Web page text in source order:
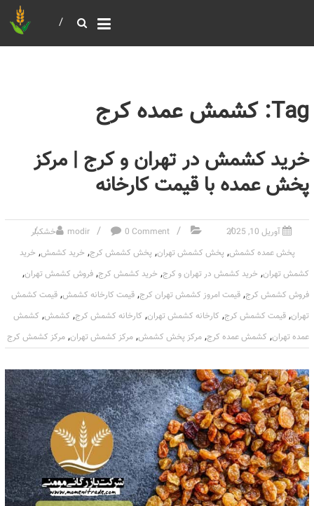
Tag: کشمش عمده کرج
خرید کشمش در تهران و کرج | مرکز
پخش عمده با قیمت کارخانه
آوریل 10, 2025 modir 0 Comment
خشکبار
پخش عمده کشمش, پخش کشمش تهران, پخش کشمش کرج, خرید کشمش, خرید
کشمش تهران, خرید کشمش در تهران و کرج, خرید کشمش کرج, فروش کشمش تهران,
فروش کشمش کرج, قیمت امروز کشمش تهران کرج, قیمت کارخانه کشمش, قیمت کشمش
تهران, قیمت کشمش کرج, کارخانه کشمش تهران, کارخانه کشمش کرج, کشمش, کشمش
عمده تهران, کشمش عمده کرج, مرکز پخش کشمش, مرکز کشمش تهران, مرکز کشمش کرج